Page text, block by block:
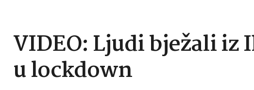
VIDEO: Ljudi bježali
u lockdown